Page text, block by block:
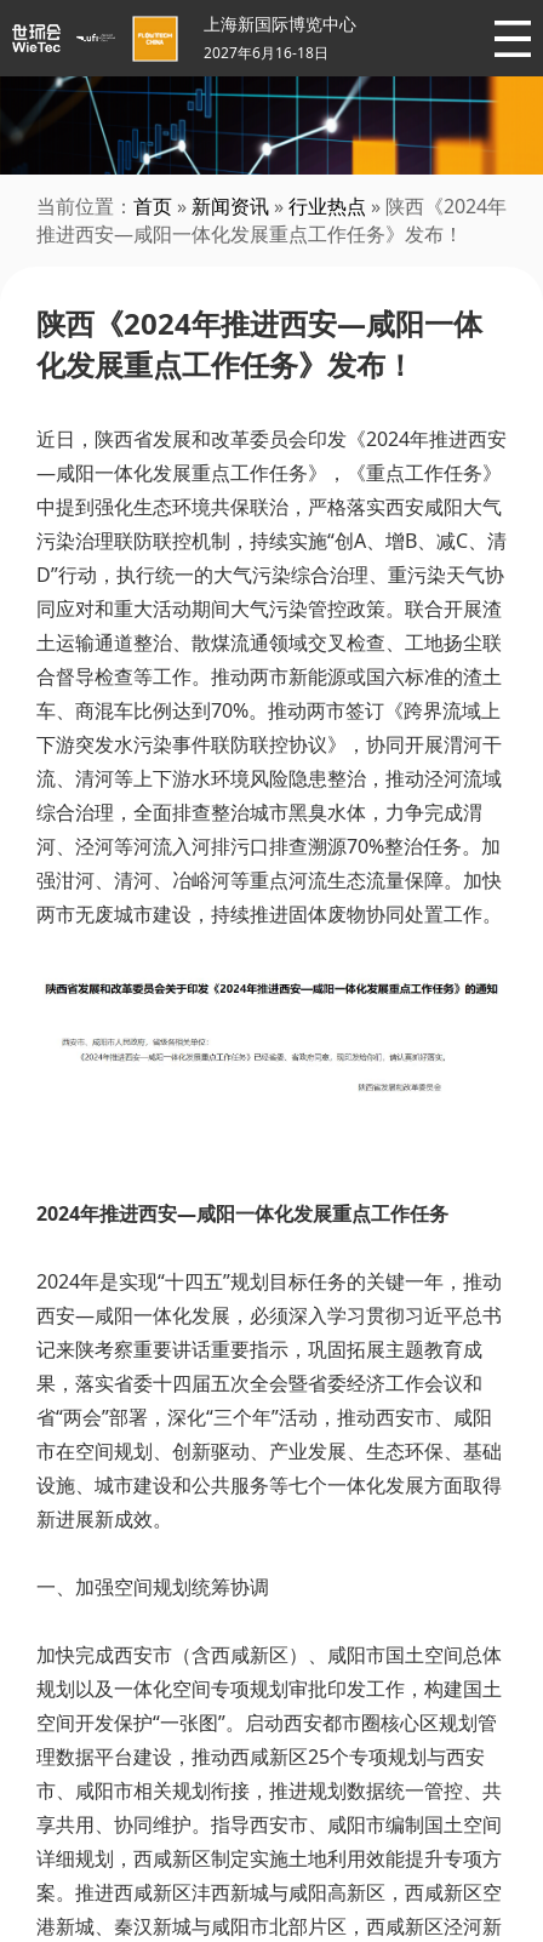
上海新国际博览中心
2027年6月16-18日
当前位置： 首页 » 新闻资讯 »行业热点 » 陕西《2024年
推进西安—咸阳一体化发展重点工作任务》发布！
陕西《2024年推进西安—咸阳一体
化发展重点工作任务》发布！
近日，陕西省发展和改革委员会印发《2024年推进西安
—咸阳一体化发展重点工作任务》，《重点工作任务》
中提到强化生态环境共保联治，严格落实西安咸阳大气
污染治理联防联控机制，持续实施“创A、增B、减C、清
D”行动，执行统一的大气污染综合治理、重污染天气协
同应对和重大活动期间大气污染管控政策。联合开展渣
土运输通道整治、散煤流通领域交叉检查、工地扬尘联
合督导检查等工作。推动两市新能源或国六标准的渣土
车、商混车比例达到70%。推动两市签订《跨界流域上
下游突发水污染事件联防联控协议》，协同开展渭河干
流、清河等上下游水环境风险隐患整治，推动泾河流域
综合治理，全面排查整治城市黑臭水体，力争完成渭
河、泾河等河流入河排污口排查溯源70%整治任务。加
强泔河、清河、冶峪河等重点河流生态流量保障。加快
两市无废城市建设，持续推进固体废物协同处置工作。
2024年推进西安—咸阳一体化发展重点工作任务
2024年是实现“十四五”规划目标任务的关键一年，推动
西安—咸阳一体化发展，必须深入学习贯彻习近平总书
记来陕考察重要讲话重要指示，巩固拓展主题教育成
果，落实省委十四届五次全会暨省委经济工作会议和
省“两会”部署，深化“三个年”活动，推动西安市、咸阳
市在空间规划、创新驱动、产业发展、生态环保、基础
设施、城市建设和公共服务等七个一体化发展方面取得
新进展新成效。
一、加强空间规划统筹协调
加快完成西安市（含西咸新区）、咸阳市国土空间总体
规划以及一体化空间专项规划审批印发工作，构建国土
空间开发保护“一张图”。启动西安都市圈核心区规划管
理数据平台建设，推动西咸新区25个专项规划与西安
市、咸阳市相关规划衔接，推进规划数据统一管控、共
享共用、协同维护。指导西安市、咸阳市编制国土空间
详细规划，西咸新区制定实施土地利用效能提升专项方
案。推进西咸新区沣西新城与咸阳高新区，西咸新区空
港新城、秦汉新城与咸阳市北部片区，西咸新区泾河新